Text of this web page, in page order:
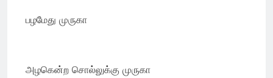
பழமேது முருகா
அழகென்ற சொல்லுக்கு முருகா